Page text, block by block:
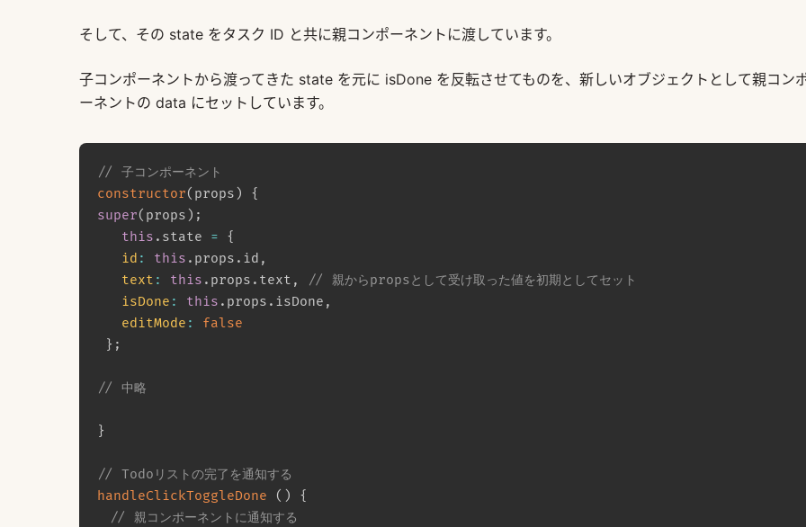
そして、その state をタスク ID と共に親コンポーネントに渡しています。
子コンポーネントから渡ってきた state を元に isDone を反転させてものを、新しいオブジェクトとして親コン
ーネントの data にセットしています。
// 子コンポーネント
constructor( props )
{
super( props ) ;
this . state =
{
id : this . props . id ,
text : this . props . text ,
// 親からpropsとして受け取った値を初期としてセット
isDone : this . props . isDone ,
editMode :
false
} ;
// 中略
}
// Todoリストの完了を通知する
handleClickToggleDone
( )
{
// 親コンポーネントに通知する